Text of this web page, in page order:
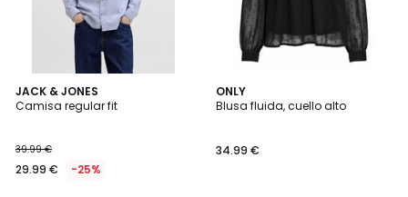
JACK & JONES
Camisa regular fit
39.99 €
29.99 € -25%
3
Colores
ONLY
Blusa fluida, cuello alto
34.99 €